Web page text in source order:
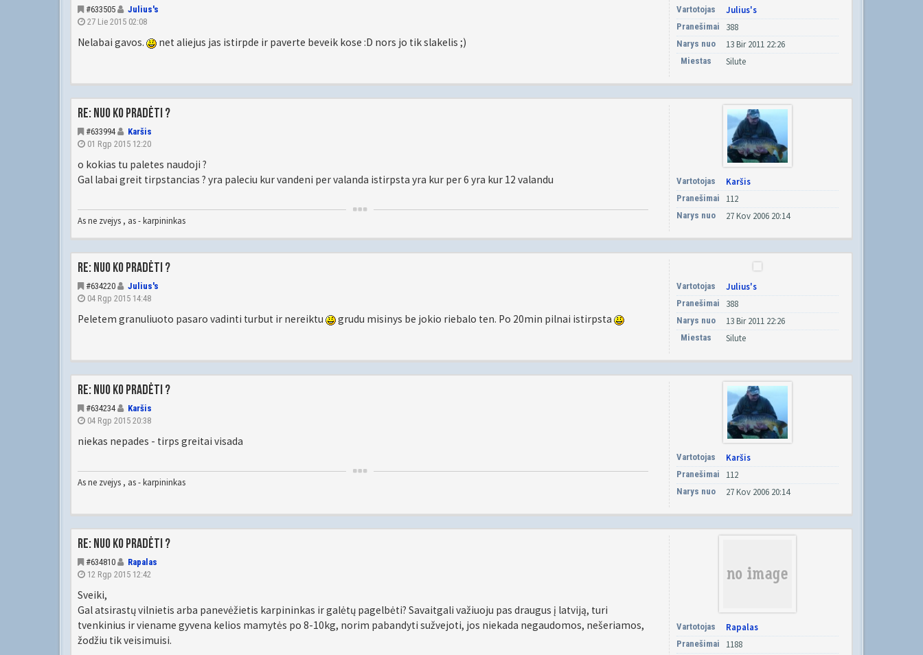
#633505
Julius's
27 Lie 2015 02:08
Nelabai gavos. net aliejus jas istirpde ir paverte beveik kose :D nors jo tik slakelis ;)
Vartotojas Julius's
Pranešimai 388
Narys nuo 13 Bir 2011 22:26
Miestas Silute
Re: Nuo ko pradėti ?
#633994
Karšis
01 Rgp 2015 12:20
o kokias tu paletes naudoji ?
Gal labai greit tirpstancias ? yra paleciu kur vandeni per valanda istirpsta yra kur per 6 yra kur 12 valandu
As ne zvejys , as - karpininkas
Vartotojas Karšis
Pranešimai 112
Narys nuo 27 Kov 2006 20:14
Re: Nuo ko pradėti ?
#634220
Julius's
04 Rgp 2015 14:48
Peletem granuliuoto pasaro vadinti turbut ir nereiktu grudu misinys be jokio riebalo ten. Po 20min pilnai istirpsta
Vartotojas Julius's
Pranešimai 388
Narys nuo 13 Bir 2011 22:26
Miestas Silute
Re: Nuo ko pradėti ?
#634234
Karšis
04 Rgp 2015 20:38
niekas nepades - tirps greitai visada
As ne zvejys , as - karpininkas
Vartotojas Karšis
Pranešimai 112
Narys nuo 27 Kov 2006 20:14
Re: Nuo ko pradėti ?
#634810
Rapalas
12 Rgp 2015 12:42
Sveiki,
Gal atsirastų vilnietis arba panevėžietis karpininkas ir galėtų pagelbėti? Savaitgali važiuoju pas draugus į latviją, turi
tvenkinius ir viename gyvena kelios mamytės po 8-10kg, norim pabandyti sužvejoti, jos niekada negaudomos, nešeriamos,
žodžiu tik veisimuisi.
Vartotojas Rapalas
Pranešimai 1188